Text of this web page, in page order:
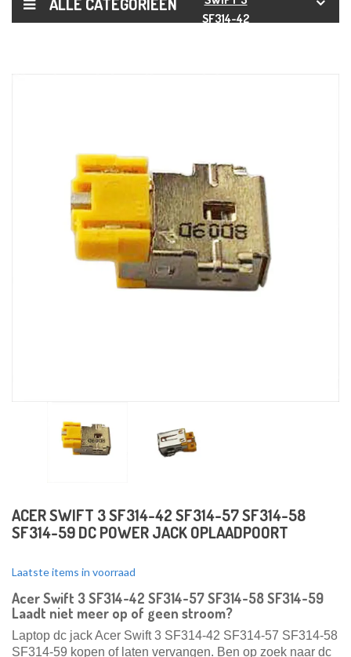
SF314-42
ACER SWIFT 3 SF314-42 SF314-57 SF314-58
SF314-59 DC POWER JACK OPLAADPOORT
Laatste items in voorraad
Acer Swift 3 SF314-42 SF314-57 SF314-58 SF314-59
Laadt niet meer op of geen stroom?
Laptop dc jack Acer Swift 3 SF314-42 SF314-57 SF314-58
SF314-59 kopen of laten vervangen. Ben op zoek naar dc